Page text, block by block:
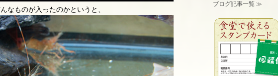
なものが入ったのかというと、
ブログ記事一覧 ≫